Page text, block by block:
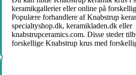
keramikgallerier eller online på
Populære forhandlere af Knabstrup
specialtyshop.dk, keramikladen.dk eller
knabstrupceramics.com. Disse steder
forskellige Knabstrup krus med